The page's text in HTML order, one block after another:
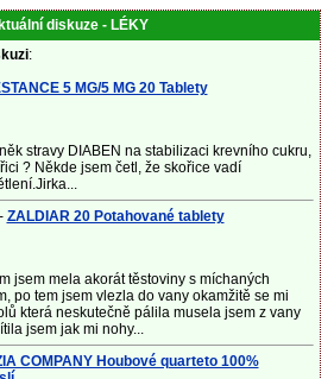
diskuze - LÉKY
:
5 MG/5 MG 20 Tablety
stravy DIABEN na stabilizaci krevního cukru,
? Někde jsem četl, že skořice vadí
ZALDIAR 20 Potahované tablety
jsem mela akorát těstoviny s míchaných
po tem jsem vlezla do vany okamžitě se mi
která neskutečně pálila musela jsem z vany
jsem jak mi nohy...
COMPANY Houbové quarteto 100%